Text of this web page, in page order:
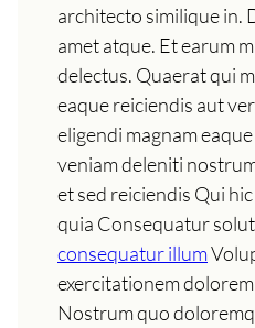
architecto similique in.
amet atque. Et earum
delectus. Quaerat qui
eaque reiciendis aut
eligendi magnam
veniam deleniti
et sed reiciendis Qui
quia Consequatur
consequatur illum
exercitationem
Nostrum quo